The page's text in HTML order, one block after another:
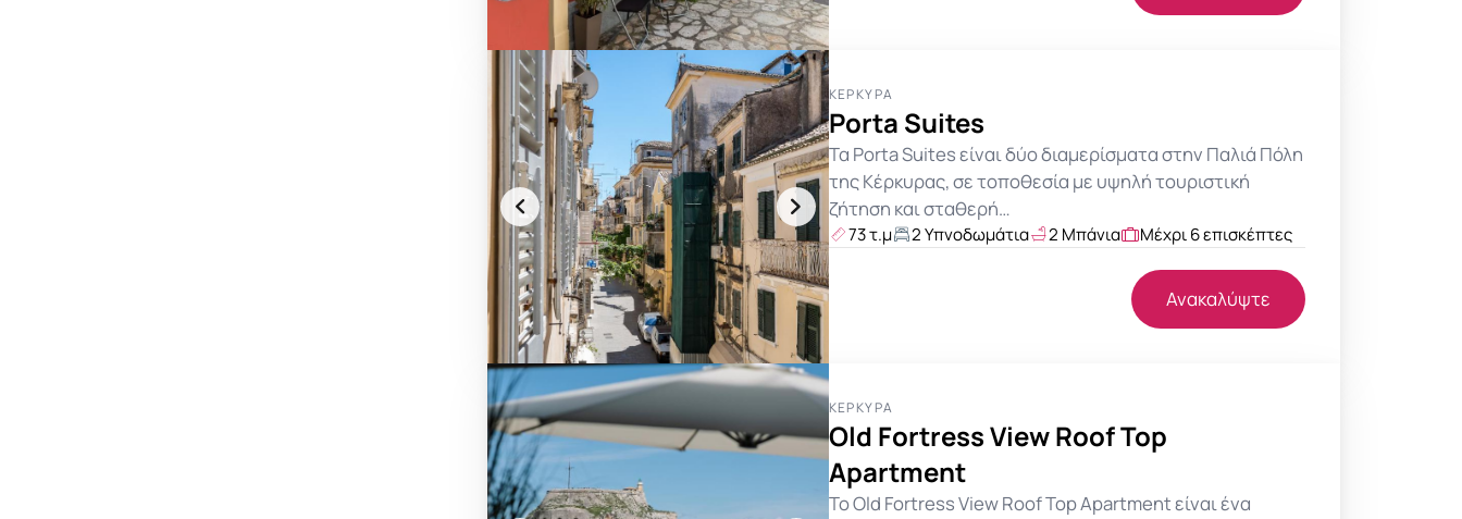
ΚΈΡΚΥΡΑ
Porta Suites
Τα Porta Suites είναι δύο διαμερίσματα στην Παλιά Πόλη
της Κέρκυρας, σε τοποθεσία με υψηλή τουριστική
ζήτηση και σταθερή…
73 τ.μ 2 Υπνοδωμάτια 2 Μπάνια Μέχρι 6 επισκέπτες
Ανακαλύψτε
ΚΈΡΚΥΡΑ
Old Fortress View Roof Top
Apartment
Το Old Fortress View Roof Top Apartment είναι ένα